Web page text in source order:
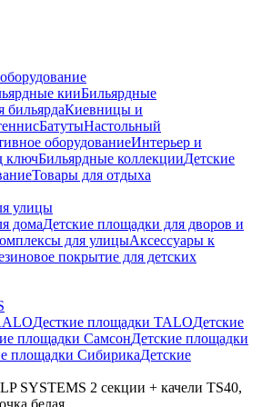
кииБильярдные
бильярдаКиевницы и
БатутыНастольный
оборудованиеИнтерьер и
ключБильярдные коллекцииДетские
Товары для отдыха
улицы
домаДетские площадки для дворов и
для улицыАксессуары к
покрытие для детских
Десткие площадки TALOДетские
площадки СамсонДетские площадки
площадки СибирикаДетские
SYSTEMS 2 секции + качели TS40,
белая